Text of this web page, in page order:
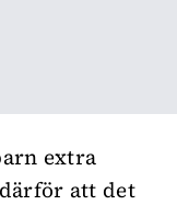
extra
att det